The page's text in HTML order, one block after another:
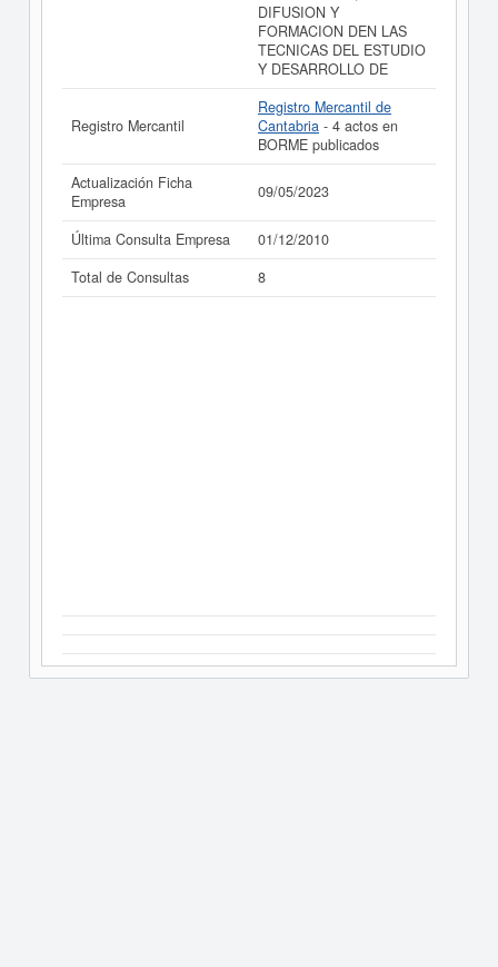
DIFUSION Y
FORMACION DEN LAS
TECNICAS DEL ESTUDIO
Y DESARROLLO DE
Registro Mercantil
Registro Mercantil de
Cantabria - 4 actos en
BORME publicados
Actualización Ficha
Empresa
09/05/2023
Última Consulta Empresa
01/12/2010
Total de Consultas
8